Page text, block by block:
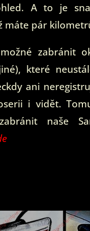
A to je
máte pár
zabránit
které
ani
i vidět.
naše